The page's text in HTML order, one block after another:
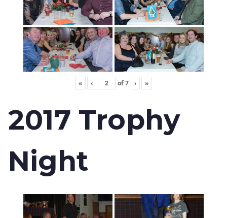
« ‹ of7 › »
2017 Trophy
Night